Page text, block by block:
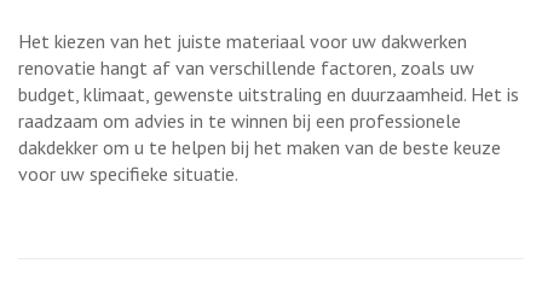
Het kiezen van het juiste materiaal voor uw dakwerken
renovatie hangt af van verschillende factoren, zoals uw
budget, klimaat, gewenste uitstraling en duurzaamheid. Het is
raadzaam om advies in te winnen bij een professionele
dakdekker om u te helpen bij het maken van de beste keuze
voor uw specifieke situatie.